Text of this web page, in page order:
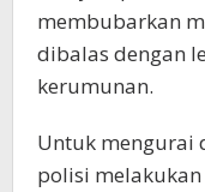
membubarkan
dibalas dengan
kerumunan.
Untuk mengurai
polisi